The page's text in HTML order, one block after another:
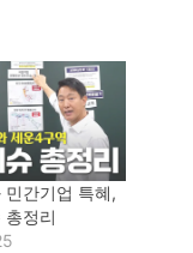
민간기업 특혜,
총정리